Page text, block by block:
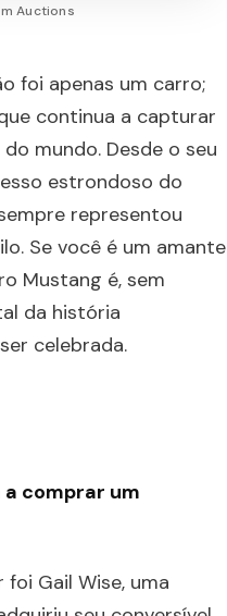
Auctions
foi apenas um carro;
continua a capturar
mundo. Desde o seu
estrondoso do
representou
Se você é um amante
Mustang é, sem
da história
celebrada.
a comprar um
Gail Wise, uma